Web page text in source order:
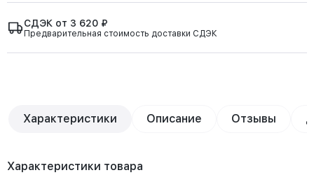
СДЭК от 3 620 ₽
Предварительная стоимость доставки СДЭК
Характеристики Описание Отзывы
Характеристики товара